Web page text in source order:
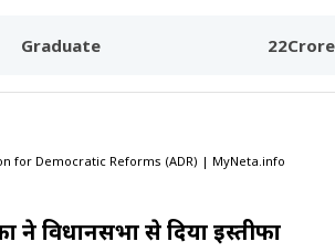
Graduate 22Crore
for Democratic Reforms (ADR) | MyNeta.info
ने विधानसभा से दिया इस्तीफा